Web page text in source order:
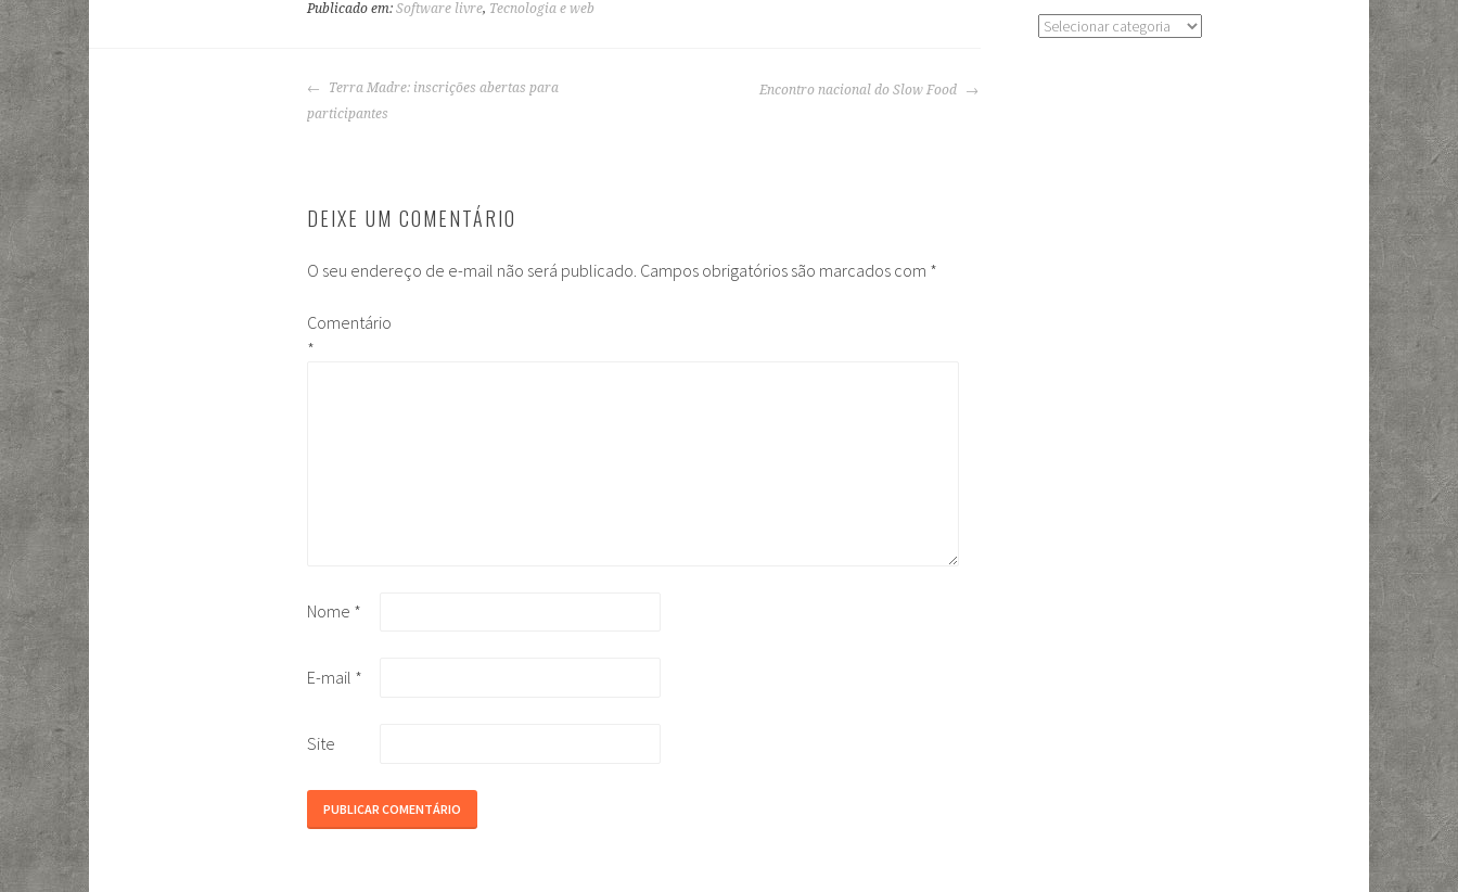
Publicado em: Software livre, Tecnologia e web
NAVEGAÇÃO
DE
Terra Madre: inscrições abertas para
participantes
Encontro nacional do Slow Food
DEIXE UM COMENTÁRIO
O seu endereço de e-mail não será publicado. Campos obrigatórios são marcados com *
Comentário
*
Nome *
E-mail *
Site
Assuntos